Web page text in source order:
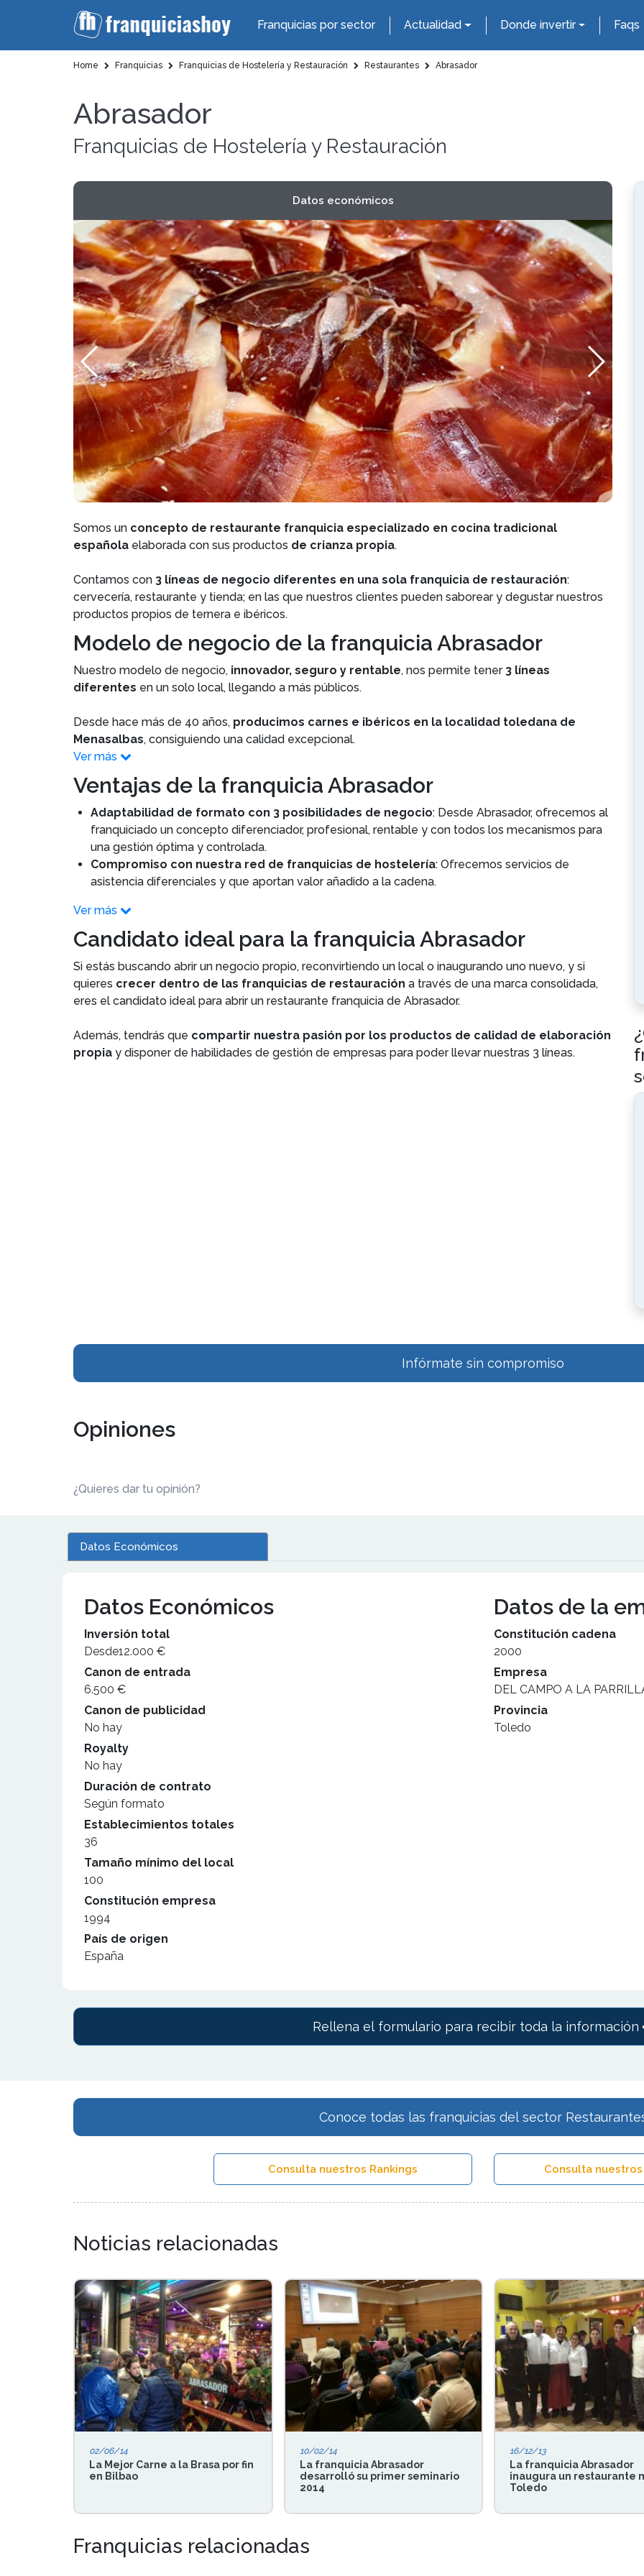
Franquicias por sector Actualidad Donde invertir Faqs
Home Franquicias Franquicias de Hostelería y Restauración Restaurantes Abrasador
Abrasador
Franquicias de Hostelería y Restauración
Datos económicos
Somos un concepto de restaurante franquicia especializado en cocina tradicional
española elaborada con sus productos de crianza propia.
Contamos con 3 líneas de negocio diferentes en una sola franquicia de restauración:
cervecería, restaurante y tienda; en las que nuestros clientes pueden saborear y degustar nuestros
productos propios de ternera e ibéricos.
Modelo de negocio de la franquicia Abrasador
Nuestro modelo de negocio, innovador, seguro y rentable, nos permite tener 3 líneas
diferentes en un solo local, llegando a más públicos.
Desde hace más de 40 años, producimos carnes e ibéricos en la localidad toledana de
Menasalbas, consiguiendo una calidad excepcional.
Ver más
Ventajas de la franquicia Abrasador
Adaptabilidad de formato con 3 posibilidades de negocio: Desde Abrasador, ofrecemos al
franquiciado un concepto diferenciador, profesional, rentable y con todos los mecanismos para
una gestión óptima y controlada.
Compromiso con nuestra red de franquicias de hostelería: Ofrecemos servicios de
asistencia diferenciales y que aportan valor añadido a la cadena.
Ver más
Candidato ideal para la franquicia Abrasador
Si estás buscando abrir un negocio propio, reconvirtiendo un local o inaugurando uno nuevo, y si
quieres crecer dentro de las franquicias de restauración a través de una marca consolidada,
eres el candidato ideal para abrir un restaurante franquicia de Abrasador.
Además, tendrás que compartir nuestra pasión por los productos de calidad de elaboración
propia y disponer de habilidades de gestión de empresas para poder llevar nuestras 3 líneas.
Infórmate sin compromiso
Opiniones
¿Quieres dar tu opinión?
Datos Económicos
Datos Económicos
Inversión total
Desde12.000 €
Canon de entrada
6.500 €
Canon de publicidad
No hay
Royalty
No hay
Duración de contrato
Según formato
Establecimientos totales
36
Tamaño mínimo del local
100
Constitución empresa
1994
País de origen
España
Datos de la
Constitución cadena
2000
Empresa
DEL CAMPO A LA
Provincia
Toledo
Rellena el formulario para recibir toda la información
Conoce todas las franquicias del sector
Consulta nuestros Rankings Consulta
Noticias relacionadas
02/06/14
La Mejor Carne a la Brasa por fin
en Bilbao
10/02/14
La franquicia Abrasador
desarrolló su primer seminario
2014
16/12/13
La franquicia Abrasador
inaugura un restaurante
Toledo
Franquicias relacionadas